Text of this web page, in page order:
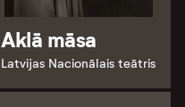
Aklā māsa
Latvijas Nacionālais teātris